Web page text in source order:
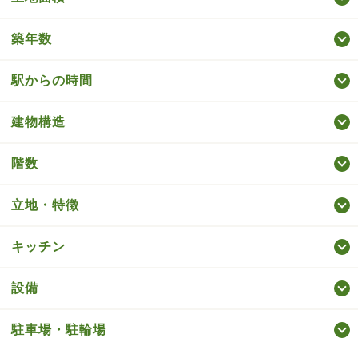
築年数
駅からの時間
建物構造
階数
立地・特徴
キッチン
設備
駐車場・駐輪場